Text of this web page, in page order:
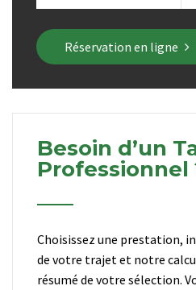
Réservation en ligne
Besoin d’un
Professionnel
Choisissez une prestation,
de votre trajet et notre
résumé de votre sélection.